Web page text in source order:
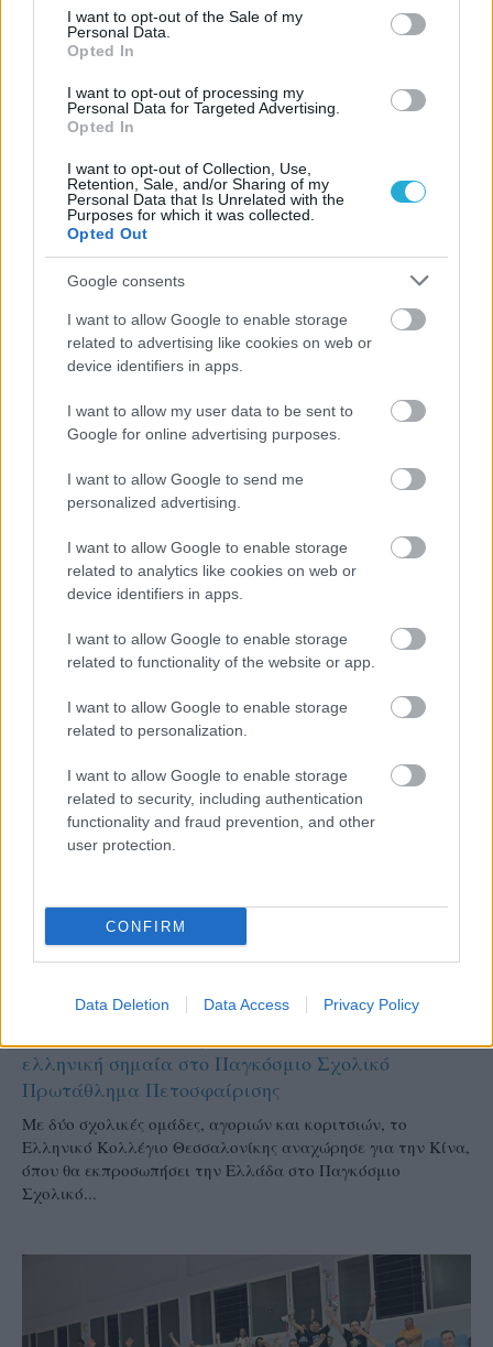
consent section.
I want to opt-out of the Sale of my
Personal Data.
Opted In
I want to opt-out of processing my
Personal Data for Targeted Advertising.
Opted In
I want to opt-out of Collection, Use,
Retention, Sale, and/or Sharing of my
Personal Data that Is Unrelated with the
Purposes for which it was collected.
Opted Out
Google consents
I want to allow Google to enable storage
related to advertising like cookies on web or
device identifiers in apps.
I want to allow my user data to be sent to
Google for online advertising purposes.
I want to allow Google to send me
personalized advertising.
I want to allow Google to enable storage
related to analytics like cookies on web or
device identifiers in apps.
I want to allow Google to enable storage
related to functionality of the website or app.
I want to allow Google to enable storage
related to personalization.
I want to allow Google to enable storage
related to security, including authentication
functionality and fraud prevention, and other
user protection.
CONFIRM
Data Deletion Data Access Privacy Policy
Aκολουθήστε μας
παντού…
01/07/2026
ελληνική σημαία στο Παγκόσμιο Σχολικό
Πρωτάθλημα Πετοσφαίρισης
Με δύο σχολικές ομάδες, αγοριών και κοριτσιών, το
Ελληνικό Κολλέγιο Θεσσαλονίκης αναχώρησε για την Κίνα,
όπου θα εκπροσωπήσει την Ελλάδα στο Παγκόσμιο
Σχολικό...